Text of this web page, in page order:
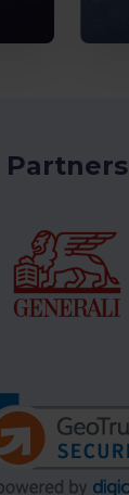
Partners